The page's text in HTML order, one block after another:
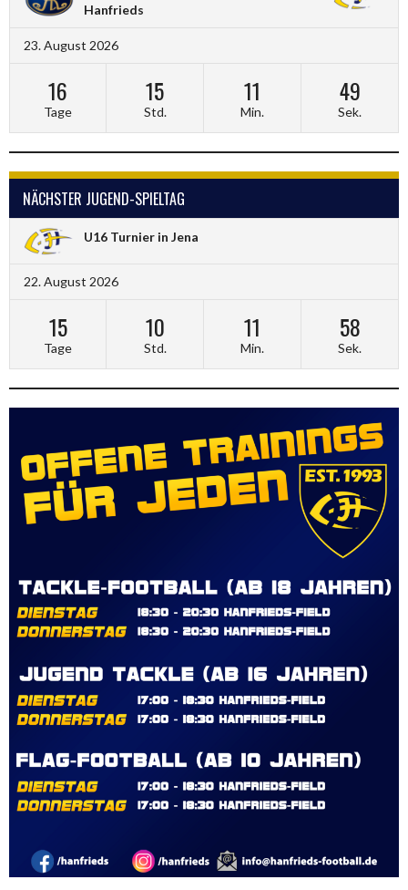
Hanfrieds
23. August 2026
16
Tage
15
Std.
11
Min.
49
Sek.
NÄCHSTER JUGEND-SPIELTAG
U16 Turnier in Jena
22. August 2026
15
Tage
10
Std.
11
Min.
58
Sek.